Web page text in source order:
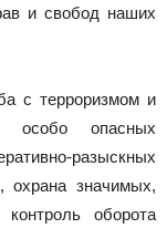
и свобод наших
с терроризмом и
особо опасных
разыскных
охрана значимых,
оборота